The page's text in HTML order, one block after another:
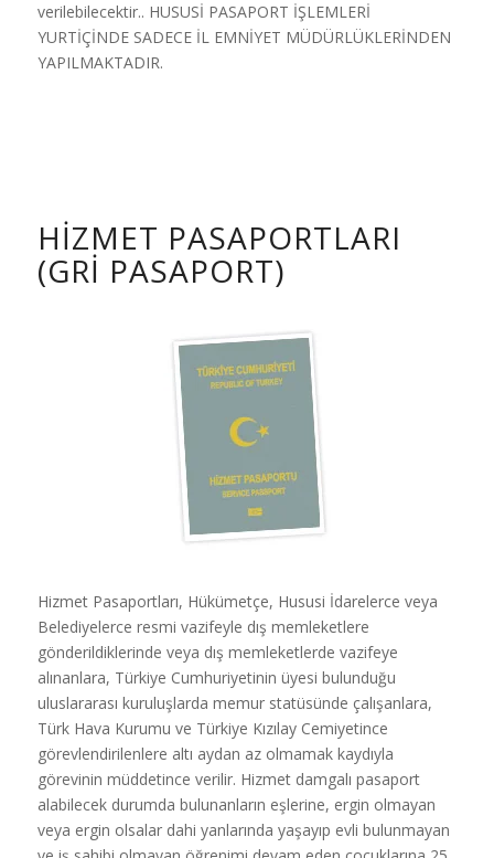
verilebilecektir.. HUSUSİ PASAPORT İŞLEMLERİ
YURTİÇİNDE SADECE İL EMNİYET MÜDÜRLÜKLERİNDEN
YAPILMAKTADIR.
HIZMET PASAPORTLARI
(GRI PASAPORT)
Hizmet Pasaportları, Hükümetçe, Hususi İdarelerce veya
Belediyelerce resmi vazifeyle dış memleketlere
gönderildiklerinde veya dış memleketlerde vazifeye
alınanlara, Türkiye Cumhuriyetinin üyesi bulunduğu
uluslararası kuruluşlarda memur statüsünde çalışanlara,
Türk Hava Kurumu ve Türkiye Kızılay Cemiyetince
görevlendirilenlere altı aydan az olmamak kaydıyla
görevinin müddetince verilir. Hizmet damgalı pasaport
alabilecek durumda bulunanların eşlerine, ergin olmayan
veya ergin olsalar dahi yanlarında yaşayıp evli bulunmayan